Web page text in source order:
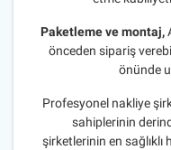
Paketleme ve montaj,
önceden sipariş
önünde
Profesyonel nakliye
sahiplerinin
şirketlerinin en